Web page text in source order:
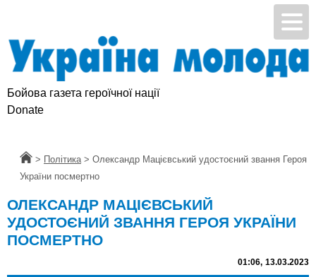
Бойова газета героїчної нації
Donate
Головна
> Політика > Олександр Мацієвський удостоєний звання Героя
України посмертно
ОЛЕКСАНДР МАЦІЄВСЬКИЙ
УДОСТОЄНИЙ ЗВАННЯ ГЕРОЯ УКРАЇНИ
ПОСМЕРТНО
01:06, 13.03.2023